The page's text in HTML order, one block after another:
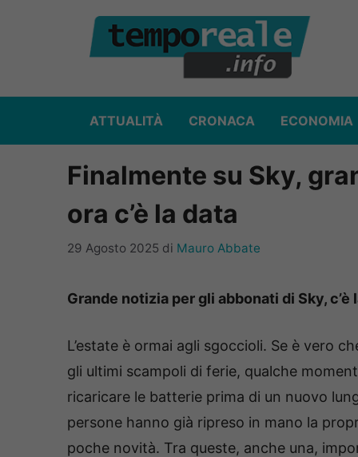
ATTUALITÀ CRONACA ECONOMIA
Finalmente su Sky,
ora c’è la data
29 Agosto 2025 di Mauro Abbate
Grande notizia per gli abbonati di Sky,
L’estate è ormai agli sgoccioli. Se è vero
gli ultimi scampoli di ferie, qualche
ricaricare le batterie prima di un nuovo
persone hanno già ripreso in mano la
poche novità. Tra queste, anche una,